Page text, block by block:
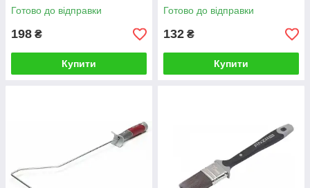
Готово до відправки
198 ₴
Купити
Готово до відправки
132 ₴
Купити